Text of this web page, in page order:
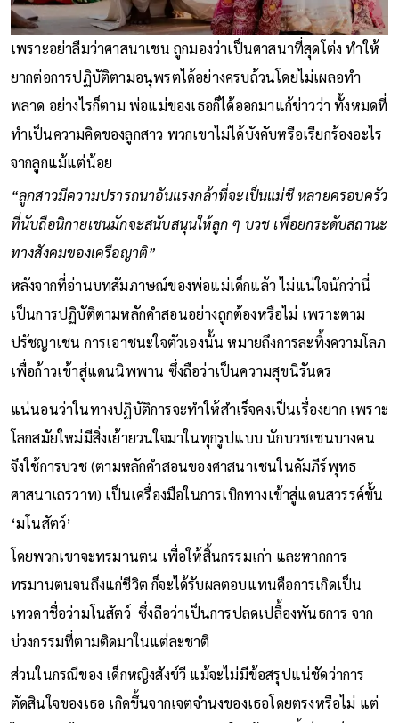
เพราะอย่าลืมว่าศาสนาเชน ถูกมองว่าเป็นศาสนาที่สุดโต่ง ทำให้
ยากต่อการปฏิบัติตามอนุพรตได้อย่างครบถ้วนโดยไม่เผลอทำ
พลาด อย่างไรก็ตาม พ่อแม่ของเธอก็ได้ออกมาแก้ข่าวว่า ทั้งหมดที่
ทำเป็นความคิดของลูกสาว พวกเขาไม่ได้บังคับหรือเรียกร้องอะไร
จากลูกแม้แต่น้อย
“ลูกสาวมีความปรารถนาอันแรงกล้าที่จะเป็นแม่ชี หลายครอบครัว
ที่นับถือนิกายเชนมักจะสนับสนุนให้ลูก ๆ บวช เพื่อยกระดับสถานะ
ทางสังคมของเครือญาติ”
หลังจากที่อ่านบทสัมภาษณ์ของพ่อแม่เด็กแล้ว ไม่แน่ใจนักว่านี่
เป็นการปฏิบัติตามหลักคำสอนอย่างถูกต้องหรือไม่ เพราะตาม
ปรัชญาเชน การเอาชนะใจตัวเองนั้น หมายถึงการละทิ้งความโลภ
เพื่อก้าวเข้าสู่แดนนิพพาน ซึ่งถือว่าเป็นความสุขนิรันดร
แน่นอนว่าในทางปฏิบัติการจะทำให้สำเร็จคงเป็นเรื่องยาก เพราะ
โลกสมัยใหม่มีสิ่งเย้ายวนใจมาในทุกรูปแบบ นักบวชเชนบางคน
จึงใช้การบวช (ตามหลักคำสอนของศาสนาเชนในคัมภีร์พุทธ
ศาสนาเถรวาท) เป็นเครื่องมือในการเบิกทางเข้าสู่แดนสวรรค์ขั้น
‘มโนสัตว์’
โดยพวกเขาจะทรมานตน เพื่อให้สิ้นกรรมเก่า และหากการ
ทรมานตนจนถึงแก่ชีวิต ก็จะได้รับผลตอบแทนคือการเกิดเป็น
เทวดาชื่อว่ามโนสัตว์ ซึ่งถือว่าเป็นการปลดเปลื้องพันธการ จาก
บ่วงกรรมที่ตามติดมาในแต่ละชาติ
ส่วนในกรณีของ เด็กหญิงสังข์วี แม้จะไม่มีข้อสรุปแน่ชัดว่าการ
ตัดสินใจของเธอ เกิดขึ้นจากเจตจำนงของเธอโดยตรงหรือไม่ แต่